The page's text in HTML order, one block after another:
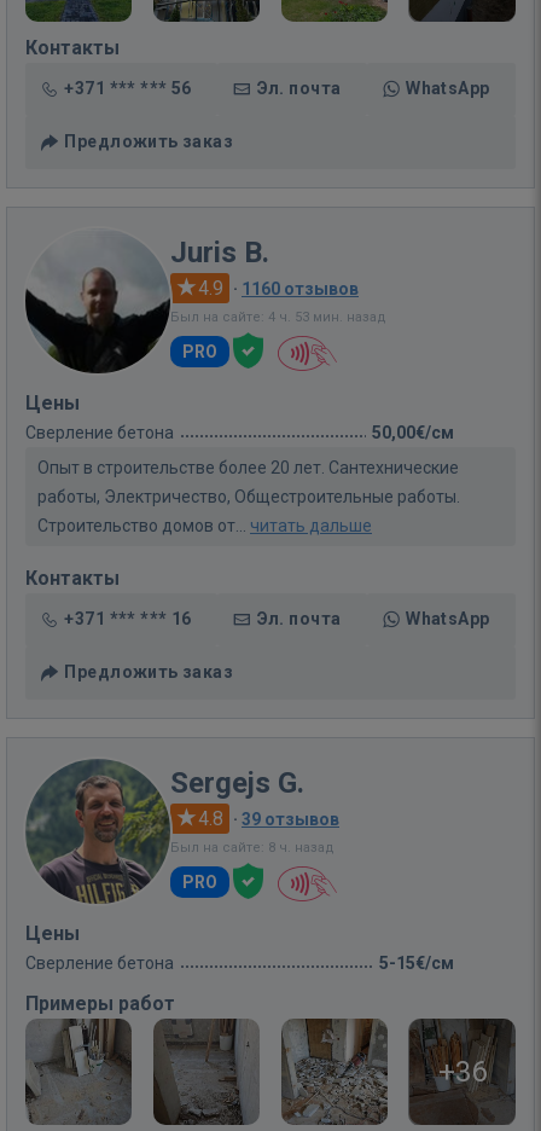
Контакты
+371 *** *** 56 Эл. почта WhatsApp
Предложить заказ
Juris B.
4.9 · 1160 отзывов
Был на сайте: 4 ч. 53 мин. назад
PRO
Цены
Сверление бетона
50,00€/см
Опыт в строительстве более 20 лет. Сантехнические
работы, Электричество, Общестроительные работы.
Строительство домов от... читать дальше
Контакты
+371 *** *** 16 Эл. почта WhatsApp
Предложить заказ
Sergejs G.
4.8 · 39 отзывов
Был на сайте: 8 ч. назад
PRO
Цены
Сверление бетона 5-15€/см
Примеры работ
+36